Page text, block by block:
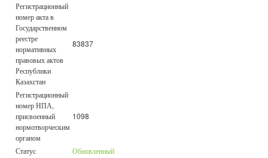
Регистрационный
номер акта в
Государственном
реестре
нормативных
правовых актов
Республики
Казахстан
83837
Регистрационный
номер НПА,
присвоенный
нормотворческим
органом
1098
Статус Обновленный